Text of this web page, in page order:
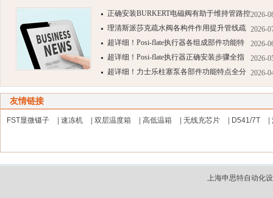
正确安装BURKERT电磁阀有助于维持管路控
制系统稳定
2026-
理清斯派莎克疏水阀各构件作用提升管线疏
水管控效果
2026-
超详细！Posi-flate执行器各组成部件功能特
点全解析
2026-
超详细！Posi-flate执行器正确安装步骤全指
南
2026-
超详细！力士乐柱塞泵各部件功能特点全分 2026-
友情链接
FST显微镊子 速冻机 双层温度箱 高低温箱 无线充芯片 D541/7T
上海申思特自动化